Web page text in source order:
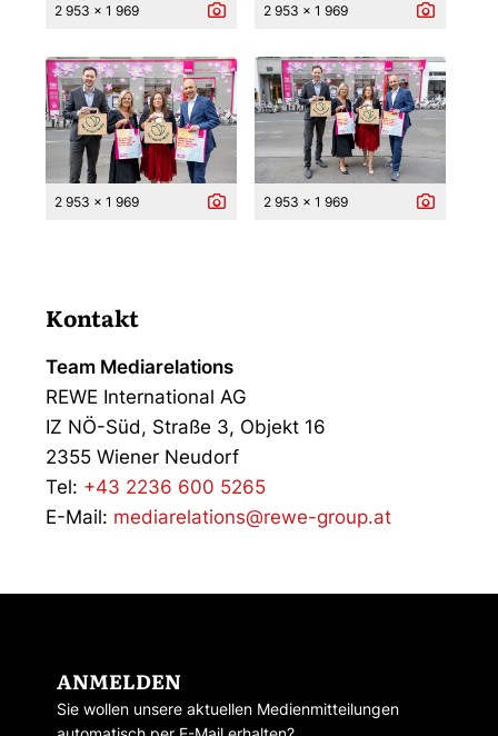
2 953 x 1 969 2 953 x 1 969
2 953 x 1 969 2 953 x 1 969
Kontakt
Team Mediarelations
REWE International AG
IZ NÖ-Süd, Straße 3, Objekt 16
2355 Wiener Neudorf
Tel: +43 2236 600 5265
E-Mail: mediarelations@rewe-group.at
ANMELDEN
Sie wollen unsere aktuellen Medienmitteilungen